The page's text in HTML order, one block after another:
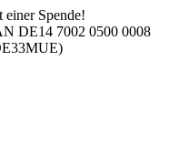
einer Spende!
DE14 7002 0500 0008